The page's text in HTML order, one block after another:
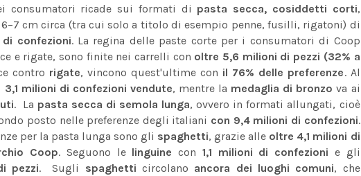
consumatori ricade sui formati di pasta secca, cosiddetti corti,
cm circa (tra cui solo a titolo di esempio penne, fusilli, rigatoni) di
confezioni. La regina delle paste corte per i consumatori di Coop
e rigate, sono finite nei carrelli con oltre 5,6 milioni di pezzi (32% a
contro rigate, vincono quest'ultime con il 76% delle preferenze. Al
milioni di confezioni vendute, mentre la medaglia di bronzo va ai
. La pasta secca di semola lunga, ovvero in formati allungati, cioè
posto nelle preferenze degli italiani con 9,4 milioni di confezioni.
per la pasta lunga sono gli spaghetti, grazie alle oltre 4,1 milioni di
Coop. Seguono le linguine con 1,1 milioni di confezioni e gli
pezzi. Sugli spaghetticircolano ancora dei luoghi comuni, che